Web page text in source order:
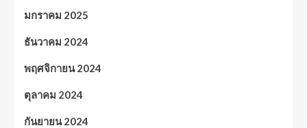
มกราคม 2025
ธันวาคม 2024
พฤศจิกายน 2024
ตุลาคม 2024
กันยายน 2024